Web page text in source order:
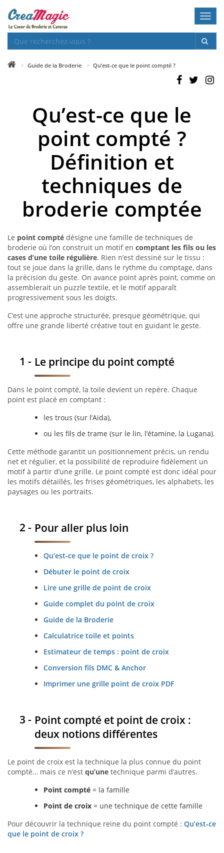
Guide de la Broderie Qu’est-ce que le point compté ?
Qu’est-ce que le
point compté ?
Définition et
techniques de
broderie comptée
Le point compté désigne une famille de techniques de
broderie où l’on construit un motif en comptant les fils ou les
cases d’une toile régulière. Rien n’est dessiné sur le tissu :
tout se joue dans la grille, dans le rythme du comptage, dans
la précision du geste. On avance point après point, comme on
assemblerait un puzzle textile, et le motif apparaît
progressivement sous les doigts.
C’est une approche structurée, presque géométrique, qui
offre une grande liberté créative tout en guidant le geste.
Le principe du point compté
Dans le point compté, la toile devient un repère. Chaque
point est placé en comptant :
les trous (sur l’Aïda),
ou les fils de trame (sur le lin, l’étamine, la Lugana).
Cette méthode garantit un positionnement précis, un rendu
net et régulier, et la possibilité de reproduire fidèlement un
motif à partir d’une grille. Le point compté est donc idéal pour
les motifs détaillés, les frises géométriques, les alphabets, les
paysages ou les portraits.
Pour aller plus loin
Qu’est‑ce que le point de croix ?
Débuter le point de croix
Lire une grille de point de croix
Guide complet du point de croix
Guide de la Broderie
Calculatrice toile et points
Estimateur de temps : point de croix
Conversion fils DMC & Anchor
Imprimer une grille point de croix PDF
Point compté et point de croix :
deux notions différentes
Le point de croix est la technique la plus connue du point
compté… mais ce n’est qu’une technique parmi d’autres.
Point compté = la famille
Point de croix = une technique de cette famille
Pour découvrir la technique reine du point compté : Qu’est‑ce
que le point de croix ?